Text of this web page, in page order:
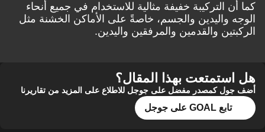
كما أن التركيبة خفيفة مثالية للاستخدام في جميع أنحاء
الوجه واليدين والجسم، خاصةً على الأماكن الخشنة مثل
الركبتين والقدمين والمرفقين واليدين.
هل استمتعت بهذا المقال؟
أضف جول كمصدر مفضل على جوجل للاطلاع على المزيد من تقاريرنا
تابع GOAL على جوجل